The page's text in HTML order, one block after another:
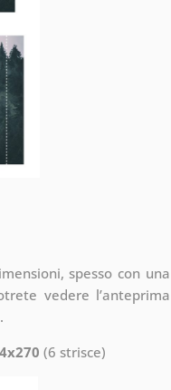
spesso con una
vedere l’anteprima
(6 strisce)